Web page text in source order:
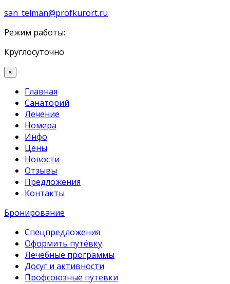
san_telman@profkurort.ru
Режим работы:
Круглосуточно
×
Главная
Санаторий
Лечение
Номера
Инфо
Цены
Новости
Отзывы
Предложения
Контакты
Бронирование
Спецпредложения
Оформить путёвку
Лечебные программы
Досуг и активности
Профсоюзные путевки